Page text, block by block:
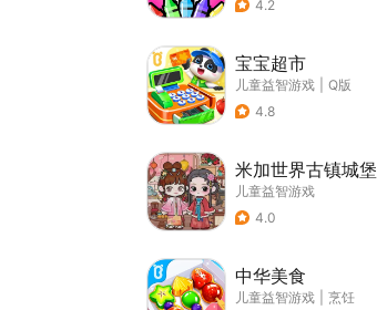
4.2
宝宝超市
儿童益智游戏
Q版
4.8
米加世界古镇城堡
儿童益智游戏
4.0
中华美食
儿童益智游戏
烹饪